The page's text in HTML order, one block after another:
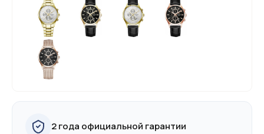
2 года официальной гарантии